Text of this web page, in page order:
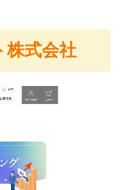
株式会社